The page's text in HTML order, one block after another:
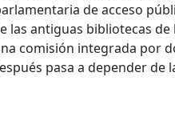
de acceso
antiguas bibliotecas
comisión integrada por
pasa a depender